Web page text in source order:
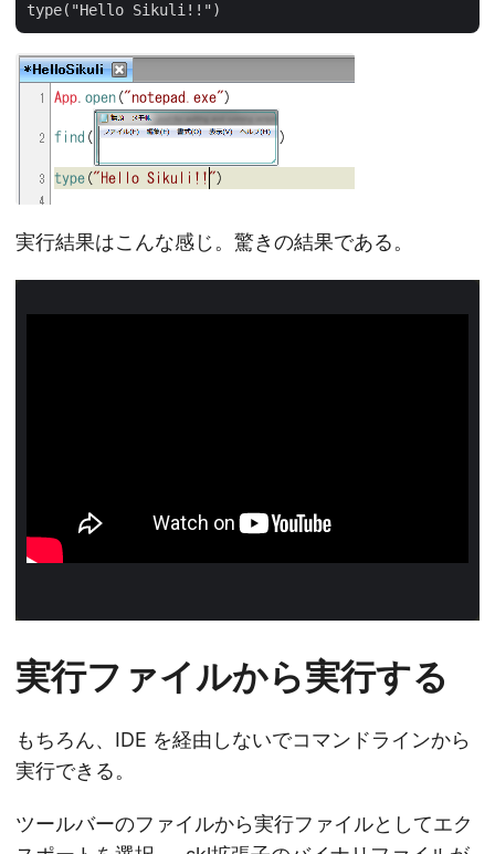
実行結果はこんな感じ。驚きの結果である。
実行ファイルから実行する
もちろん、IDE を経由しないでコマンドラインから
実行できる。
ツールバーのファイルから実行ファイルとしてエク